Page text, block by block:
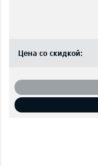
Цена со скидкой: